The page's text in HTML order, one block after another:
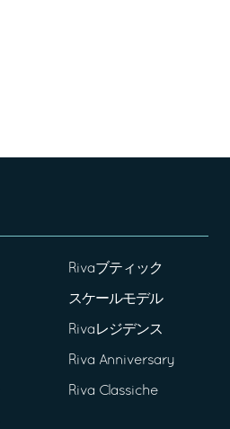
Rivaブティック
スケールモデル
Rivaレジデンス
Riva Anniversary
Riva Classiche